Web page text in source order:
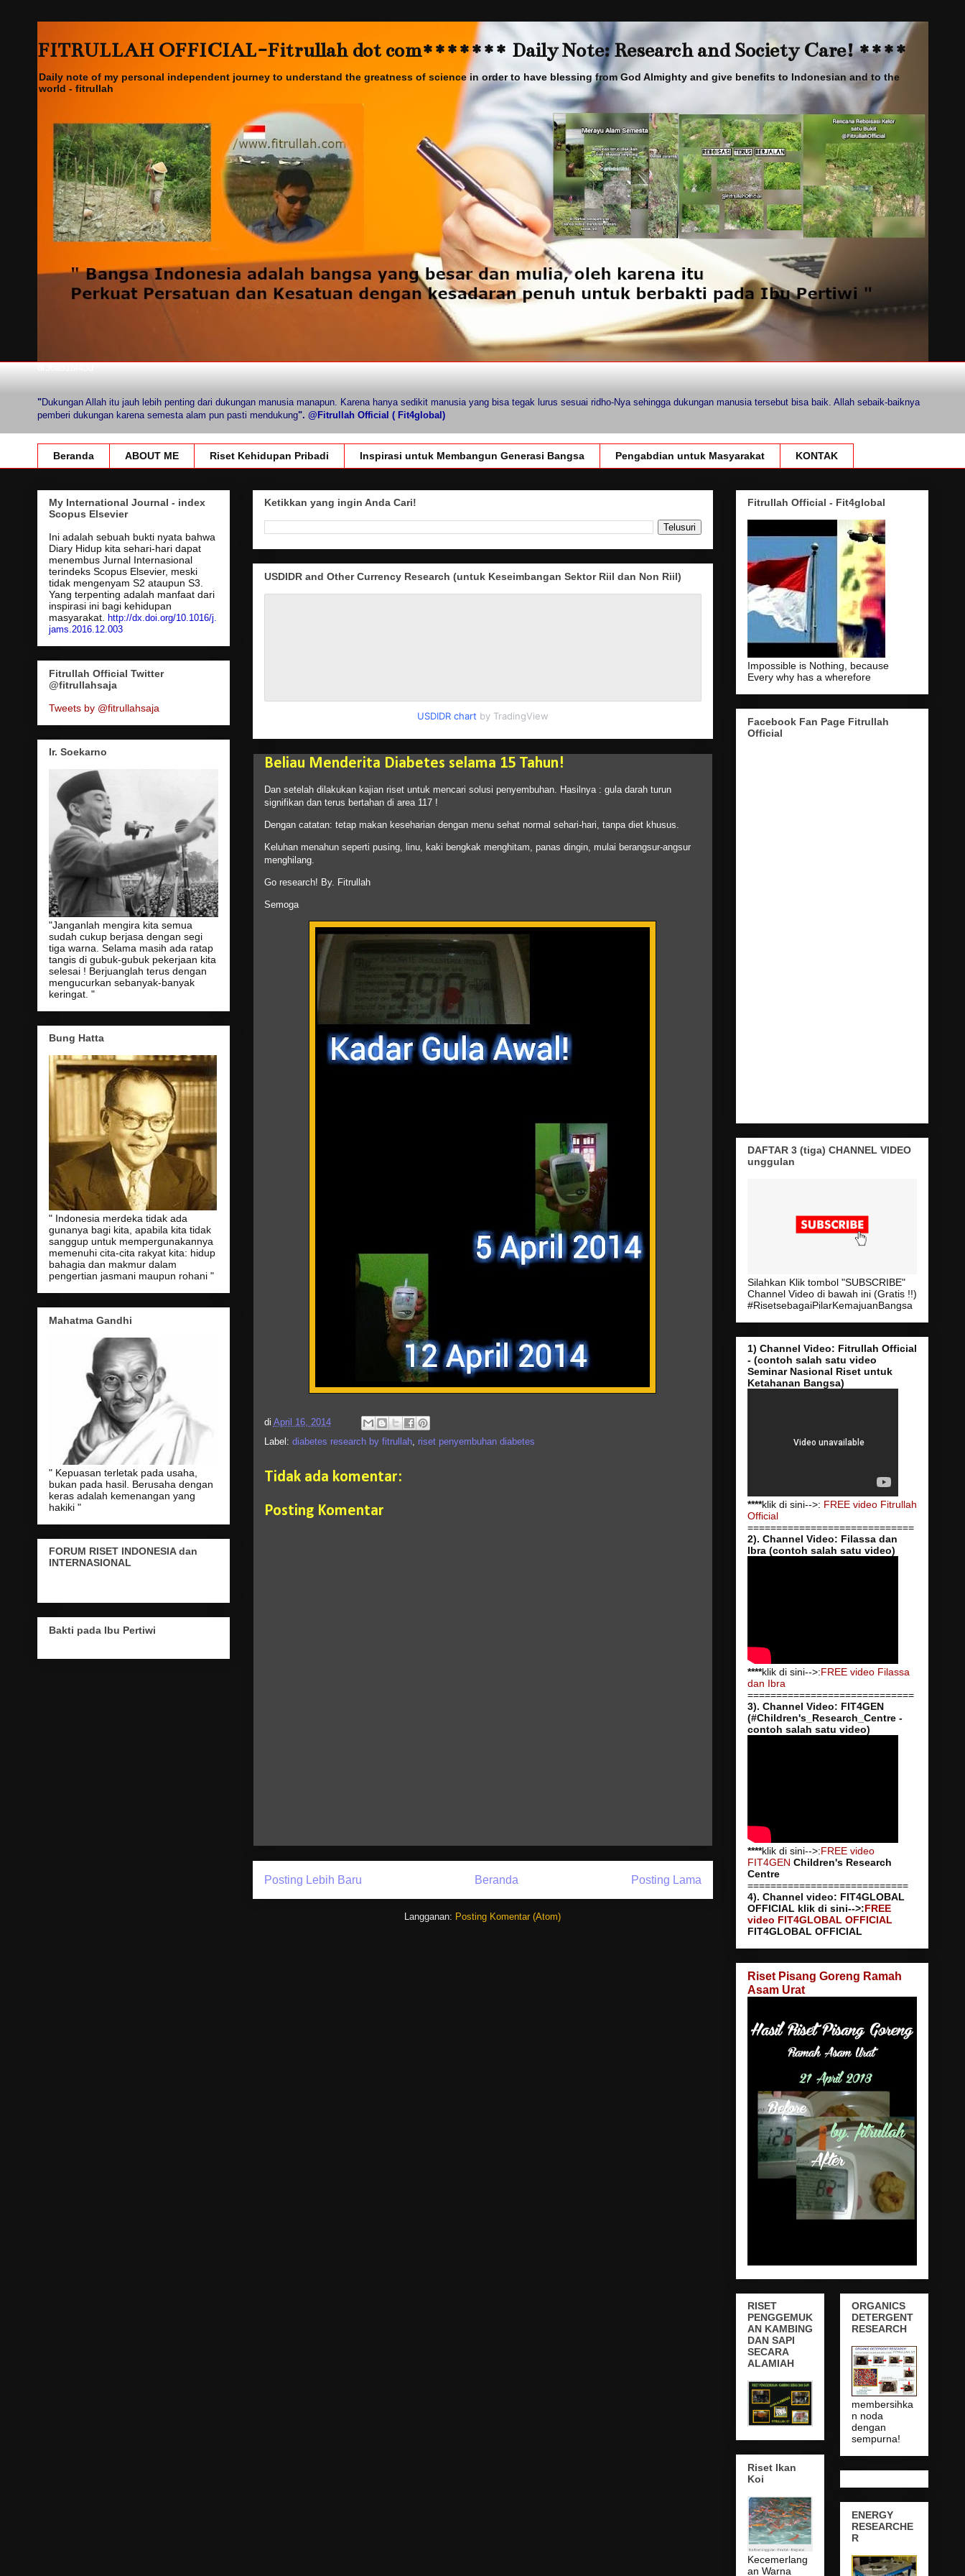
FITRULLAH OFFICIAL-Fitrullah dot com******* Daily Note: Research and Society Care! ****
Daily note of my personal independent journey to understand the greatness of science in order to have blessing from God Almighty and give benefits to Indonesian and to the
world - fitrullah
"Dukungan Allah itu jauh lebih penting dari dukungan manusia manapun. Karena hanya sedikit manusia yang bisa tegak lurus sesuai ridho-Nya sehingga dukungan manusia tersebut bisa baik. Allah sebaik-baiknya
pemberi dukungan karena semesta alam pun pasti mendukung". @Fitrullah Official ( Fit4global)
Beranda ABOUT ME Riset Kehidupan Pribadi Inspirasi untuk Membangun Generasi Bangsa Pengabdian untuk Masyarakat KONTAK
Ketikkan yang ingin Anda Cari!
USDIDR and Other Currency Research (untuk Keseimbangan Sektor Riil dan Non Riil)
USDIDR chart by TradingView
Beliau Menderita Diabetes selama 15 Tahun!
Dan setelah dilakukan kajian riset untuk mencari solusi penyembuhan. Hasilnya : gula darah turun
signifikan dan terus bertahan di area 117 !
Dengan catatan: tetap makan keseharian dengan menu sehat normal sehari-hari, tanpa diet khusus.
Keluhan menahun seperti pusing, linu, kaki bengkak menghitam, panas dingin, mulai berangsur-angsur
menghilang.
Go research! By. Fitrullah
Semoga
di April 16, 2014
Label: diabetes research by fitrullah, riset penyembuhan diabetes
Tidak ada komentar:
Posting Komentar
Posting Lebih Baru Posting Lama
Beranda
Langganan: Posting Komentar (Atom)
My International Journal - index
Scopus Elsevier
Ini adalah sebuah bukti nyata bahwa
Diary Hidup kita sehari-hari dapat
menembus Jurnal Internasional
terindeks Scopus Elsevier, meski
tidak mengenyam S2 ataupun S3.
Yang terpenting adalah manfaat dari
inspirasi ini bagi kehidupan
masyarakat.
http://dx.doi.org/10.1016/j.
jams.2016.12.003
Fitrullah Official Twitter
@fitrullahsaja
Tweets by @fitrullahsaja
Ir. Soekarno
"Janganlah mengira kita semua
sudah cukup berjasa dengan segi
tiga warna. Selama masih ada ratap
tangis di gubuk-gubuk pekerjaan kita
selesai ! Berjuanglah terus dengan
mengucurkan sebanyak-banyak
keringat. "
Bung Hatta
" Indonesia merdeka tidak ada
gunanya bagi kita, apabila kita tidak
sanggup untuk mempergunakannya
memenuhi cita-cita rakyat kita: hidup
bahagia dan makmur dalam
pengertian jasmani maupun rohani "
Mahatma Gandhi
" Kepuasan terletak pada usaha,
bukan pada hasil. Berusaha dengan
keras adalah kemenangan yang
hakiki "
FORUM RISET INDONESIA dan
INTERNASIONAL
Bakti pada Ibu Pertiwi
Fitrullah Official - Fit4global
Impossible is Nothing, because
Every why has a wherefore
Facebook Fan Page Fitrullah
Official
DAFTAR 3 (tiga) CHANNEL VIDEO
unggulan
Silahkan Klik tombol "SUBSCRIBE"
Channel Video di bawah ini (Gratis !!)
#RisetsebagaiPilarKemajuanBangsa
1) Channel Video: Fitrullah Official
- (contoh salah satu video
Seminar Nasional Riset untuk
Ketahanan Bangsa)
****klik di sini-->: FREE video Fitrullah
Official
=============================
2). Channel Video: Filassa dan
Ibra (contoh salah satu video)
****klik di sini-->:FREE video Filassa
dan Ibra
=============================
3). Channel Video: FIT4GEN
(#Children's_Research_Centre -
contoh salah satu video)
****klik di sini-->:FREE video
FIT4GEN Children's Research
Centre
============================
4). Channel video: FIT4GLOBAL
OFFICIAL klik di sini-->:FREE
video FIT4GLOBAL OFFICIAL
FIT4GLOBAL OFFICIAL
Riset Pisang Goreng Ramah
Asam Urat
RISET
PENGGEMUK
AN KAMBING
DAN SAPI
SECARA
ALAMIAH
Riset Ikan
Koi
Kecemerlang
an Warna
ORGANICS
DETERGENT
RESEARCH
membersihka
n noda
dengan
sempurna!
ENERGY
RESEARCHE
R